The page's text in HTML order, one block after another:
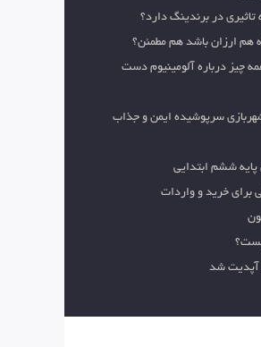
در برندینگ دارد؟
هم ارزان باشد هم مطمئن؟
چیز درباره آلومینیوم دست
سرپوشیده ایمن و جذاب
ششم ابتدایی
برای خرید و واردات
آپدیت شد